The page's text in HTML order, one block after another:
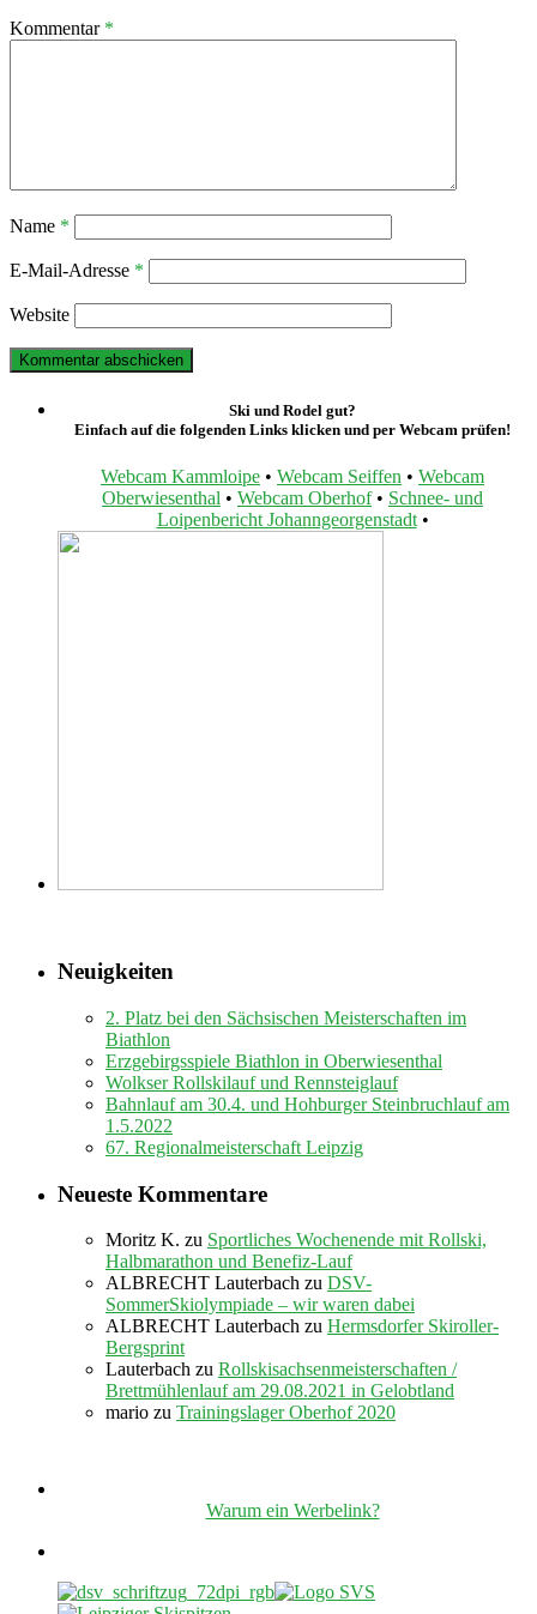
Kommentar *
Name *
E-Mail-Adresse *
Website
Ski und Rodel gut?
Einfach auf die folgenden Links klicken und per Webcam prüfen!
Webcam Kammloipe • Webcam Seiffen • Webcam
Oberwiesenthal • Webcam Oberhof• Schnee- und
Loipenbericht Johanngeorgenstadt•
Neuigkeiten
2. Platz bei den Sächsischen Meisterschaften im
Biathlon
Erzgebirgsspiele Biathlon in Oberwiesenthal
Wolkser Rollskilauf und Rennsteiglauf
Bahnlauf am 30.4. und Hohburger Steinbruchlauf am
1.5.2022
67. Regionalmeisterschaft Leipzig
Neueste Kommentare
Moritz K. zu Sportliches Wochenende mit Rollski,
Halbmarathon und Benefiz-Lauf
ALBRECHT Lauterbach zu DSV-
SommerSkiolympiade – wir waren dabei
ALBRECHT Lauterbach zu Hermsdorfer Skiroller-
Bergsprint
Lauterbach zu Rollskisachsenmeisterschaften /
Brettmühlenlauf am 29.08.2021 in Gelobtland
mario zu Trainingslager Oberhof 2020
Warum ein Werbelink?